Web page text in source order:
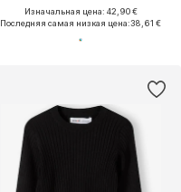
Изначальная цена: 42,90 €
Последняя самая низкая цена:38,61 €